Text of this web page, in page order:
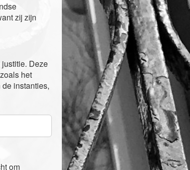
zij zijn
Deze
het
instanties,
om